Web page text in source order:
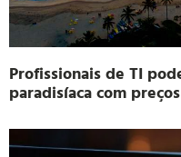
Profissionais de TI
paradisíaca com